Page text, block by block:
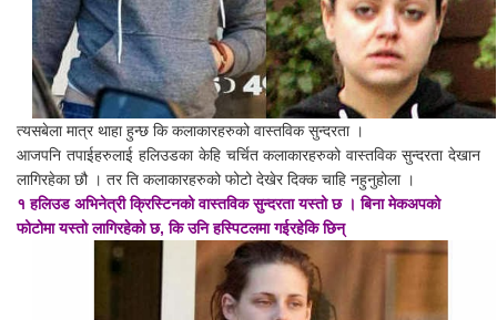
त्यसबेला मात्र थाहा हुन्छ कि कलाकारहरुको वास्तविक सुन्दरता ।
आजपनि तपाईहरुलाई हलिउडका केहि चर्चित कलाकारहरुको वास्तविक सुन्दरता देखान
लागिरहेका छौ । तर ति कलाकारहरुको फोटो देखेर दिक्क चाहि नहुनुहोला ।
१ हलिउड अभिनेत्री क्रिस्टिनको वास्तविक सुन्दरता यस्तो छ । बिना मेकअपको
फोटोमा यस्तो लागिरहेको छ, कि उनि हस्पिटलमा गईरहेकि छिन्